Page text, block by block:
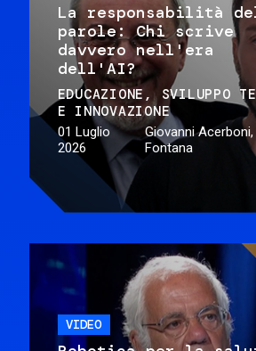
La responsabilità
parole: Chi scrive
davvero nell'era
dell'AI?
EDUCAZIONE
SVILUPPO
E INNOVAZIONE
01 Luglio
2026
Giovanni
Fontana
VIDEO